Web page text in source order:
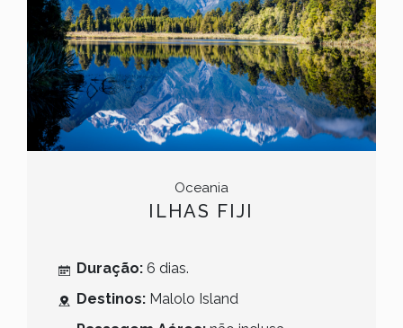
Oceania
ILHAS FIJI
Duração:6 dias.
Destinos: Malolo Island